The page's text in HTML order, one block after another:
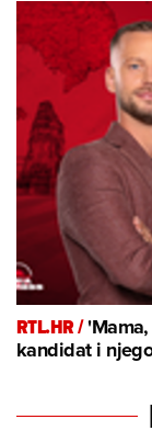
RTL.HR /
kandidat i